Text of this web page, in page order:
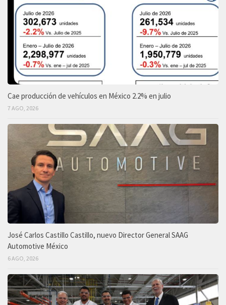
Cae producción de vehículos en México 2.2% en julio
7 AGO, 2026
José Carlos Castillo Castillo, nuevo Director General SAAG
Automotive México
6 AGO, 2026